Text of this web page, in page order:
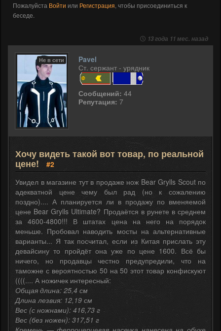
Пожалуйста Войти или Регистрация, чтобы присоединиться к
беседе.
13 года 11 мес. назад
Не в сети
Pavel
Ст. сержант - урядник
Сообщений: 44
Репутация: 7
Хочу видеть такой вот товар, по реальной
цене!
#2
Увидел в магазине тут в продаже нож Bear Grylls Scout по
адекватной цене чему был рад (но к сожалению
поздно).... А планируется ли в продажу по вменяемой
цене Bear Grylls Ultimate? Продаётся в рунете в среднем
за 4600-4800!!! В штатах цена на него на порядок
меньше. Пробовал наводить мосты на альтернативные
варианты... Я так посчитал, если из Китая прислать эту
девайсину то пройдёт она уже по цене 1600. Всё бы
ничего, но продавцы честно предупредили, что на
таможне с вероятностью 50 на 50 этот товар конфискуют
((((.... А ножичек интересный:
Общая длина: 25,4 см
Длина лезвия: 12,19 см
Вес (с ножнами): 416,73 г
Вес (без ножен): 317,51 г